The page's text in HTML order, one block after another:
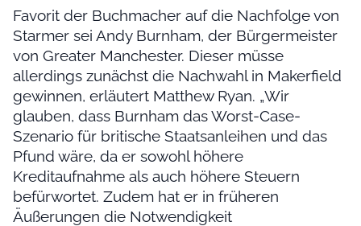
Favorit der Buchmacher auf die Nachfolge von
Starmer sei Andy Burnham, der Bürgermeister
von Greater Manchester. Dieser müsse
allerdings zunächst die Nachwahl in Makerfield
gewinnen, erläutert Matthew Ryan. „Wir
glauben, dass Burnham das Worst-Case-
Szenario für britische Staatsanleihen und das
Pfund wäre, da er sowohl höhere
Kreditaufnahme als auch höhere Steuern
befürwortet. Zudem hat er in früheren
Äußerungen die Notwendigkeit